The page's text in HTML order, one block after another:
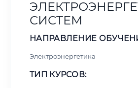
СИСТЕМ
НАПРАВЛЕНИЕ
Электроэнергетика
ТИП КУРСОВ: